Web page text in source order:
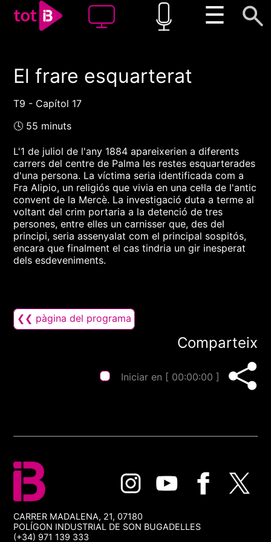
☰
00:00 00:00
El frare esquarterat
T9 - Capítol 17
🕓 55 minuts
L'1 de juliol de l'any 1884 apareixerien a diferents
carrers del centre de Palma les restes esquarterades
d'una persona. La víctima seria identificada com a
Fra Alipio, un religiós que vivia en una cel·la de l'antic
convent de la Mercè. La investigació duta a terme al
voltant del crim portaria a la detenció de tres
persones, entre elles un carnisser que, des del
principi, seria assenyalat com el principal sospitós,
encara que finalment el cas tindria un gir inesperat
dels esdeveniments.
❮❮ pàgina del programa
Comparteix
Iniciar en [ 00:00:00 ]
CARRER MADALENA, 21, 07180
POLÍGON INDUSTRIAL DE SON BUGADELLES
(+34) 971 139 333